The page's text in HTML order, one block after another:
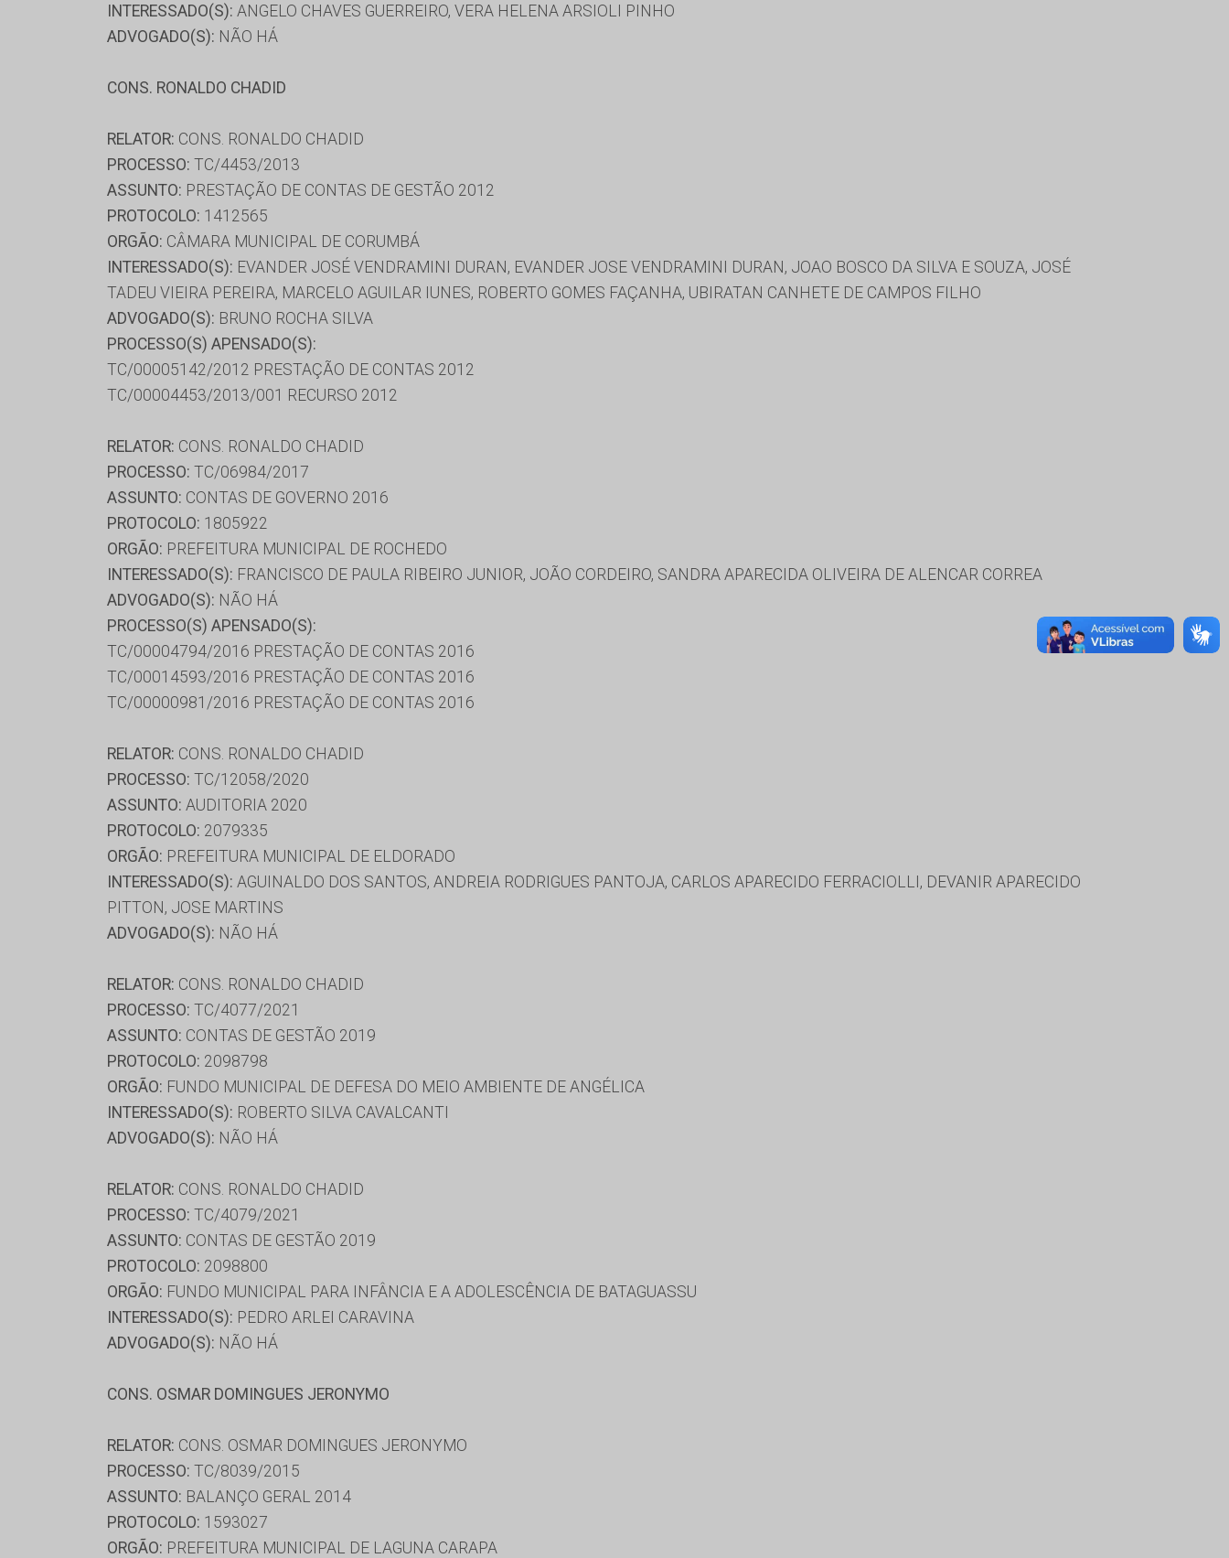
INTERESSADO(S): ANGELO CHAVES GUERREIRO, VERA HELENA ARSIOLI PINHO
ADVOGADO(S): NÃO HÁ
CONS. RONALDO CHADID
RELATOR: CONS. RONALDO CHADID
PROCESSO: TC/4453/2013
ASSUNTO: PRESTAÇÃO DE CONTAS DE GESTÃO 2012
PROTOCOLO: 1412565
ORGÃO: CÂMARA MUNICIPAL DE CORUMBÁ
INTERESSADO(S): EVANDER JOSÉ VENDRAMINI DURAN, EVANDER JOSE VENDRAMINI DURAN, JOAO BOSCO DA SILVA E SOUZA, JOSÉ
TADEU VIEIRA PEREIRA, MARCELO AGUILAR IUNES, ROBERTO GOMES FAÇANHA, UBIRATAN CANHETE DE CAMPOS FILHO
ADVOGADO(S): BRUNO ROCHA SILVA
PROCESSO(S) APENSADO(S):
TC/00005142/2012 PRESTAÇÃO DE CONTAS 2012
TC/00004453/2013/001 RECURSO 2012
RELATOR: CONS. RONALDO CHADID
PROCESSO: TC/06984/2017
ASSUNTO: CONTAS DE GOVERNO 2016
PROTOCOLO: 1805922
ORGÃO: PREFEITURA MUNICIPAL DE ROCHEDO
INTERESSADO(S): FRANCISCO DE PAULA RIBEIRO JUNIOR, JOÃO CORDEIRO, SANDRA APARECIDA OLIVEIRA DE ALENCAR CORREA
ADVOGADO(S): NÃO HÁ
PROCESSO(S) APENSADO(S):
TC/00004794/2016 PRESTAÇÃO DE CONTAS 2016
TC/00014593/2016 PRESTAÇÃO DE CONTAS 2016
TC/00000981/2016 PRESTAÇÃO DE CONTAS 2016
RELATOR: CONS. RONALDO CHADID
PROCESSO: TC/12058/2020
ASSUNTO: AUDITORIA 2020
PROTOCOLO: 2079335
ORGÃO: PREFEITURA MUNICIPAL DE ELDORADO
INTERESSADO(S): AGUINALDO DOS SANTOS, ANDREIA RODRIGUES PANTOJA, CARLOS APARECIDO FERRACIOLLI, DEVANIR APARECIDO
PITTON, JOSE MARTINS
ADVOGADO(S): NÃO HÁ
RELATOR: CONS. RONALDO CHADID
PROCESSO: TC/4077/2021
ASSUNTO: CONTAS DE GESTÃO 2019
PROTOCOLO: 2098798
ORGÃO: FUNDO MUNICIPAL DE DEFESA DO MEIO AMBIENTE DE ANGÉLICA
INTERESSADO(S): ROBERTO SILVA CAVALCANTI
ADVOGADO(S): NÃO HÁ
RELATOR: CONS. RONALDO CHADID
PROCESSO: TC/4079/2021
ASSUNTO: CONTAS DE GESTÃO 2019
PROTOCOLO: 2098800
ORGÃO: FUNDO MUNICIPAL PARA INFÂNCIA E A ADOLESCÊNCIA DE BATAGUASSU
INTERESSADO(S): PEDRO ARLEI CARAVINA
ADVOGADO(S): NÃO HÁ
CONS. OSMAR DOMINGUES JERONYMO
RELATOR: CONS. OSMAR DOMINGUES JERONYMO
PROCESSO: TC/8039/2015
ASSUNTO: BALANÇO GERAL 2014
PROTOCOLO: 1593027
ORGÃO: PREFEITURA MUNICIPAL DE LAGUNA CARAPA